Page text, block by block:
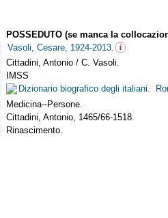
POSSEDUTO (se manca la
Vasoli, Cesare, 1924-2013.
Cittadini, Antonio / C. Vasoli.
IMSS
Dizionario biografico degli italiani.
Medicina--Persone.
Cittadini, Antonio, 1465/66-1518.
Rinascimento.